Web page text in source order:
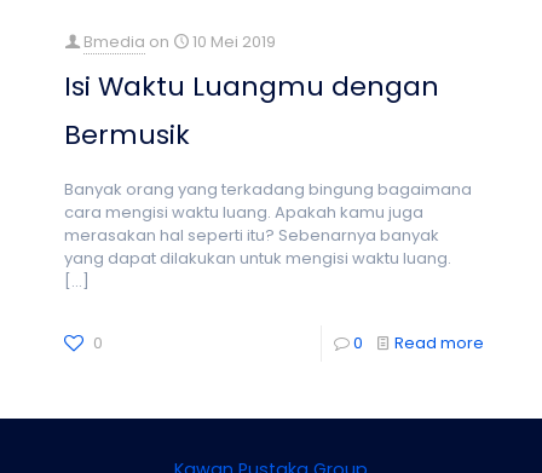
Bmedia on 10 Mei 2019
Isi Waktu Luangmu dengan
Bermusik
Banyak orang yang terkadang bingung bagaimana
cara mengisi waktu luang. Apakah kamu juga
merasakan hal seperti itu? Sebenarnya banyak
yang dapat dilakukan untuk mengisi waktu luang.
[…]
0 0 Read more